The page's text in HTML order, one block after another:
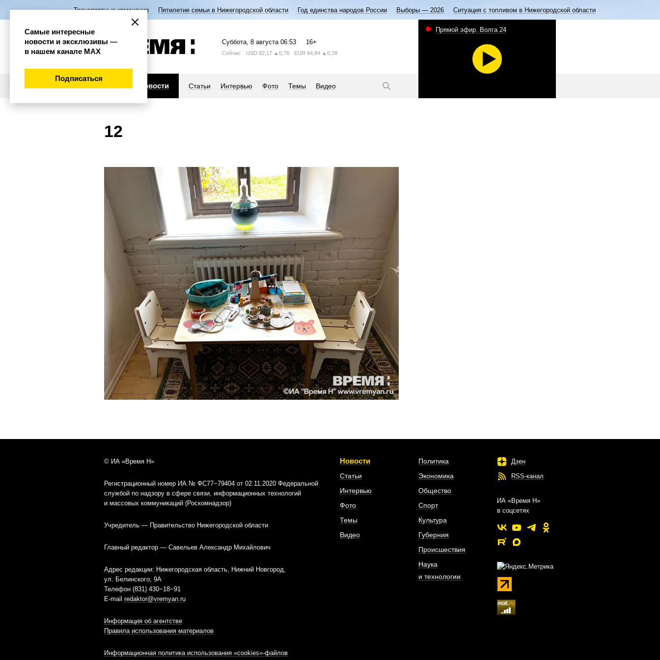
Транспортные изменения Пятилетие семьи в Нижегородской области Год единства народов России Выборы — 2026 Ситуация с топливом в Нижегородской области
Суббота, 8 августа 06:53 16+
Сейчас USD 82,17 ▲0,76 EUR 94,84 ▲0,78
Новости Статьи Интервью Фото Темы Видео
Прямой эфир. Волга 24
12
Новости
Статьи
Интервью
Фото
Темы
Видео
Политика
Экономика
Общество
Спорт
Культура
Губерния
Происшествия
Наука
и технологии
Дзен
RSS-канал
ИА «Время Н»
в соцсетях
© ИА «Время Н»
Регистрационный номер ИА № ФС77−79404 от 02.11.2020 Федеральной
службой по надзору в сфере связи, информационных технологий
и массовых коммуникаций (Роскомнадзор)
Учредитель — Правительство Нижегородской области
Главный редактор — Савельев Александр Михайлович
Адрес редакции: Нижегородская область, Нижний Новгород,
ул. Белинского, 9А
Телефон (831) 430−18−91
E-mail redaktor@vremyan.ru
Информация об агентстве
Правила использования материалов
Информационная политика использования «cookies»-файлов
Самые интересные
новости и эксклюзивы —
в нашем канале МАХ
Подписаться